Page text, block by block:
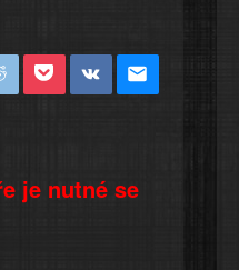
je nutné se